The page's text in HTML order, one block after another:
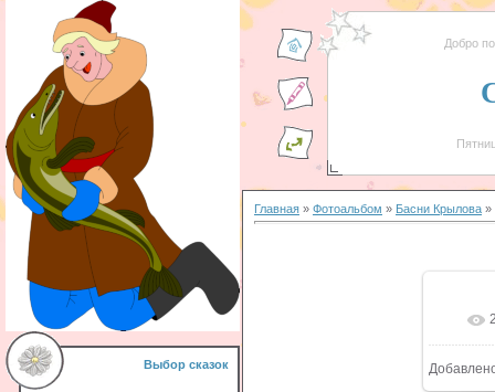
Выбор сказок
Добро
Главная » Фотоальбом » Басни Крылова »